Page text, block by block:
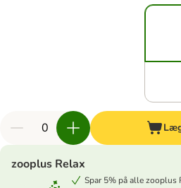
zooplus Relax
Spar 5% på alle zooplus